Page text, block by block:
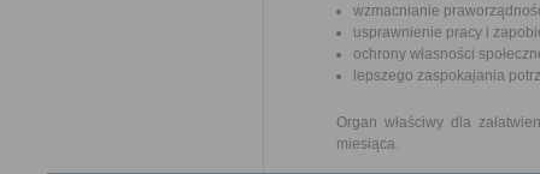
wzmacnianie
usprawnienie pracy i
ochrony własności
lepszego zaspokajania
Organ właściwy dla
miesiąca.